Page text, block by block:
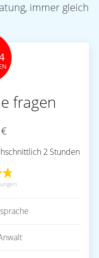
immer gleich
fragen
€
2 Stunden